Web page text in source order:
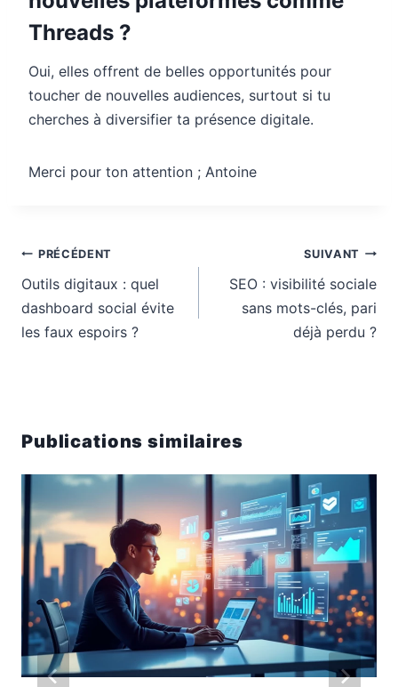
Threads ?
Oui, elles offrent de belles opportunités pour
toucher de nouvelles audiences, surtout si tu
cherches à diversifier ta présence digitale.
Merci pour ton attention ; Antoine
Navigation
de
l’article
PRÉCÉDENT
Outils digitaux : quel
dashboard social évite
les faux espoirs ?
SUIVANT
SEO : visibilité sociale
sans mots-clés, pari
déjà perdu ?
Publications similaires